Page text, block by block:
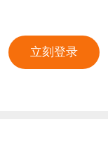
恶
立刻登录